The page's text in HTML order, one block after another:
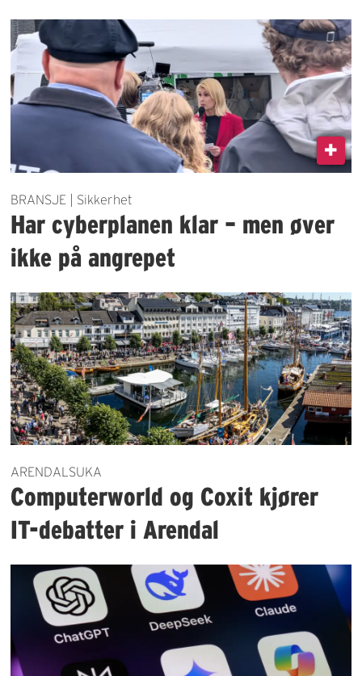
BRANSJE | Sikkerhet
Har cyberplanen klar – men øver
ikke på angrepet
ARENDALSUKA
Computerworld og Coxit kjører
IT-debatter i Arendal